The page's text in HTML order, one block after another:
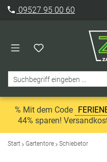
09527 95 00 60
% Mit dem Code
44% sparen!
Start Gartentore Schiebetor